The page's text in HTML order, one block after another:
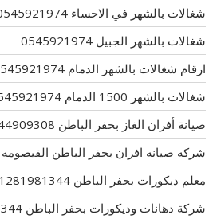
شغالات بالشهر في الاحساء 0545921974
شغالات بالشهر الجبيل 0545921974
ارقام شغالات بالشهر الدمام 0545921974
شغالات بالشهر 1500 الدمام 0545921974
صيانة أفران الغاز بحفر الباطن 0544909308
شركه صيانه افران بحفر الباطن القيصومه 0544909308
معلم ديكورات بحفر الباطن 00201281981344
شركة دهانات وديكورات بحفر الباطن 00201281981344